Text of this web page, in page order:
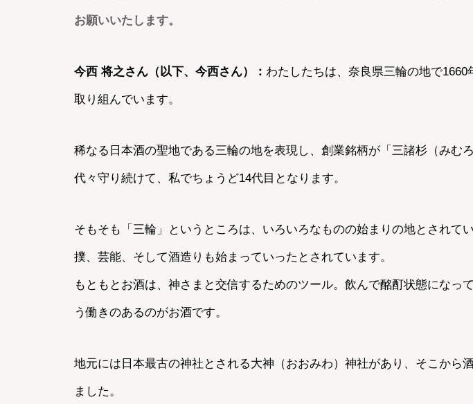
お願いいたします。
今西 将之さん（以下、今西さん）： わたしたちは、奈良県三輪の地で1660
取り組んでいます。
稀なる日本酒の聖地である三輪の地を表現し、創業銘柄が「三諸杉（みむ
代々守り続けて、私でちょうど14代目となります。
そもそも「三輪」というところは、いろいろなものの始まりの地とされて
撲、芸能、そして酒造りも始まっていったとされています。
もともとお酒は、神さまと交信するためのツール。飲んで酩酊状態になっ
う働きのあるのがお酒です。
地元には日本最古の神社とされる大神（おおみわ）神社があり、そこから
ました。